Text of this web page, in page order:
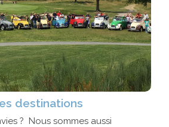
destinations
? Nous sommes aussi